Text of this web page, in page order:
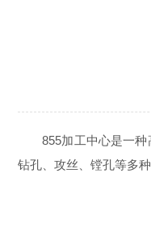
855加工中心是一种高
钻孔、攻丝、镗孔等多